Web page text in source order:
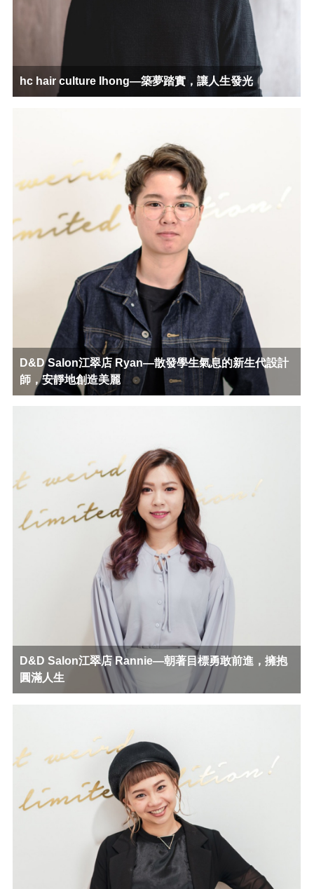
hc hair culture Ihong—築夢踏實，讓人生發光
D&D Salon江翠店 Ryan—散發學生氣息的新生代設計
師，安靜地創造美麗
D&D Salon江翠店 Rannie—朝著目標勇敢前進，擁抱
圓滿人生